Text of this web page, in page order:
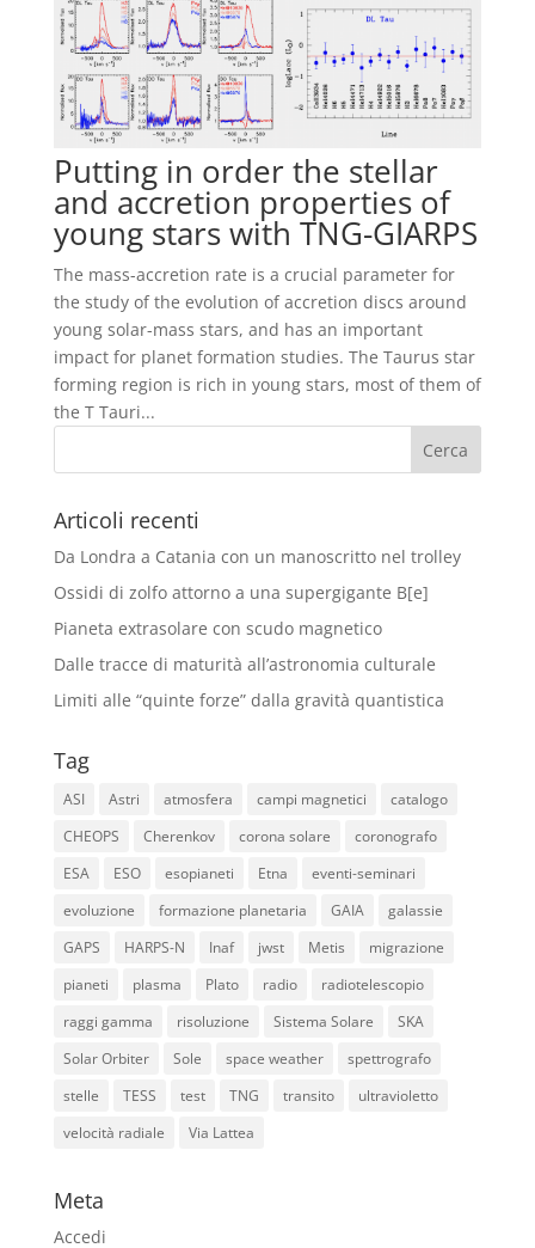
Putting in order the stellar
and accretion properties of
young stars with TNG-GIARPS
The mass-accretion rate is a crucial parameter for
the study of the evolution of accretion discs around
young solar-mass stars, and has an important
impact for planet formation studies. The Taurus star
forming region is rich in young stars, most of them of
the T Tauri...
Articoli recenti
Da Londra a Catania con un manoscritto nel trolley
Ossidi di zolfo attorno a una supergigante B[e]
Pianeta extrasolare con scudo magnetico
Dalle tracce di maturità all’astronomia culturale
Limiti alle “quinte forze” dalla gravità quantistica
Tag
ASI Astri atmosfera campi magnetici
catalogo
CHEOPS
Cherenkov corona solare
coronografo
ESA
ESO esopianeti Etna
eventi-seminari
evoluzione
formazione planetaria GAIA
galassie
GAPS
HARPS-N Inaf jwst Metis
migrazione
pianeti
plasma Plato radio
radiotelescopio
raggi gamma
risoluzione Sistema Solare
SKA
Solar Orbiter
Sole space weather
spettrografo
stelle
TESS test TNG transito
ultravioletto
velocità radiale
Via Lattea
Meta
Accedi